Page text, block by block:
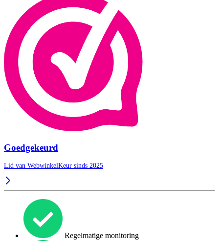
Goedgekeurd
Lid van WebwinkelKeur sinds 2025
Regelmatige monitoring